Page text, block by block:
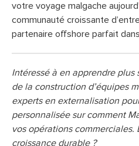
votre voyage malgache
communauté croissante
partenaire offshore parfait dans
Intéressé à en apprendre plus
de la construction d’équipes
experts en externalisation
personnalisée sur comment
vos opérations commerciales.
croissance durable ?